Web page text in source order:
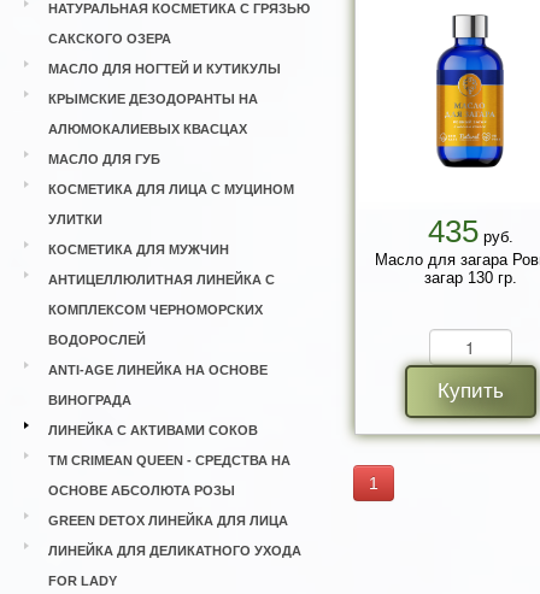
НАТУРАЛЬНАЯ КОСМЕТИКА С ГРЯЗЬЮ
САКСКОГО ОЗЕРА
МАСЛО ДЛЯ НОГТЕЙ И КУТИКУЛЫ
КРЫМСКИЕ ДЕЗОДОРАНТЫ НА
АЛЮМОКАЛИЕВЫХ КВАСЦАХ
МАСЛО ДЛЯ ГУБ
КОСМЕТИКА ДЛЯ ЛИЦА С МУЦИНОМ
УЛИТКИ
КОСМЕТИКА ДЛЯ МУЖЧИН
АНТИЦЕЛЛЮЛИТНАЯ ЛИНЕЙКА С
КОМПЛЕКСОМ ЧЕРНОМОРСКИХ
ВОДОРОСЛЕЙ
ANTI-AGE ЛИНЕЙКА НА ОСНОВЕ
ВИНОГРАДА
ЛИНЕЙКА С АКТИВАМИ СОКОВ
ТМ CRIMEAN QUEEN - СРЕДСТВА НА
ОСНОВЕ АБСОЛЮТА РОЗЫ
GREEN DETOX ЛИНЕЙКА ДЛЯ ЛИЦА
ЛИНЕЙКА ДЛЯ ДЕЛИКАТНОГО УХОДА
FOR LADY
435руб.
Масло для загара
загар 130 гр.
Купить
1